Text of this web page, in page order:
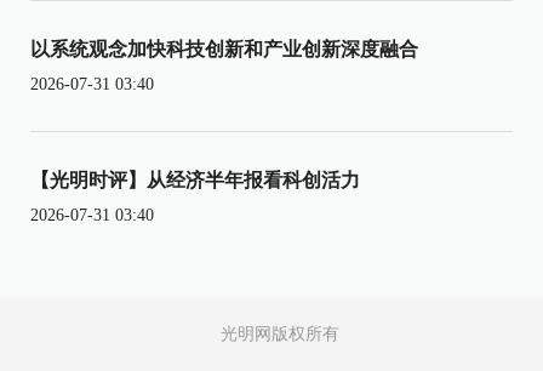
以系统观念加快科技创新和产业创新深度融合
2026-07-31 03:40
【光明时评】从经济半年报看科创活力
2026-07-31 03:40
光明网版权所有